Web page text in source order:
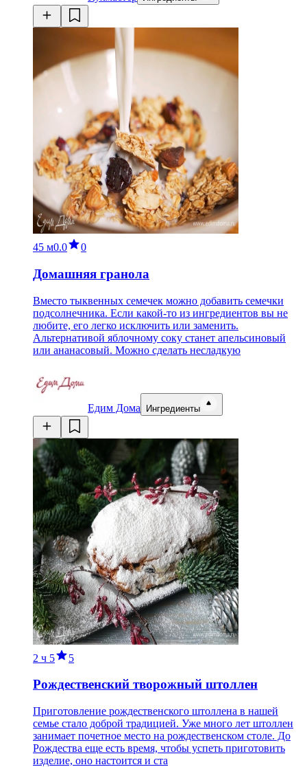
45 м0.0 0
Домашняя гранола
Вместо тыквенных семечек можно добавить семечки
подсолнечника. Если какой-то из ингредиентов вы не
любите, его легко исключить или заменить.
Альтернативой яблочному соку станет апельсиновый
или ананасовый. Можно сделать несладкую
Едим Дома Ингредиенты
2 ч 5 5
Рождественский творожный штоллен
Приготовление рождественского штоллена в нашей
семье стало доброй традицией. Уже много лет штоллен
занимает почетное место на рождественском столе. До
Рождества еще есть время, чтобы успеть приготовить
изделие, оно настоится и ста